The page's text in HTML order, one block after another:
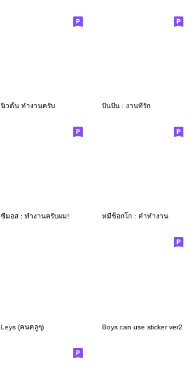
นิวตั้น ทำงานครับ ปันปัน : งานที่รัก
ซีมอส : ทำงานครับผม! หมีช็อกโก : คำทำงาน
Leys (คนคลูๆ) Boys can use sticker ver2